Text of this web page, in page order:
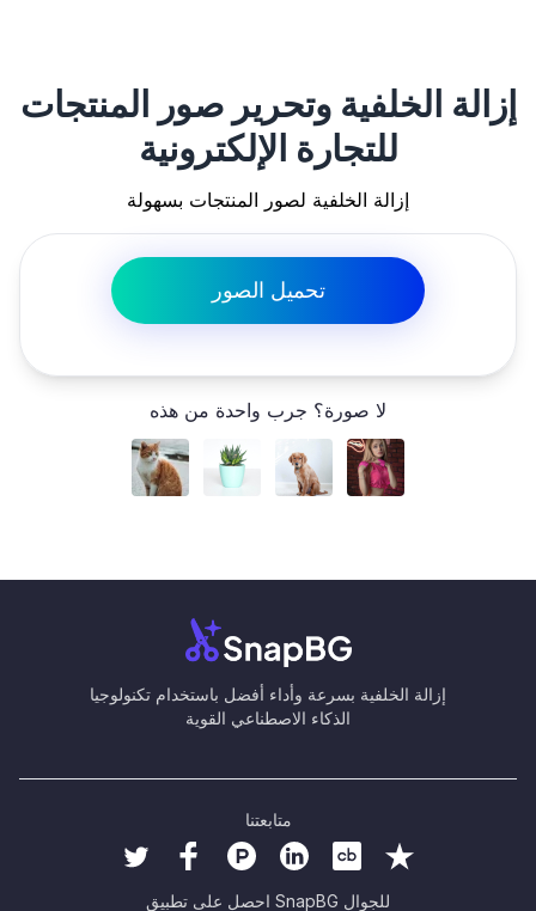
إزالة الخلفية وتحرير صور المنتجات
للتجارة الإلكترونية
إزالة الخلفية لصور المنتجات بسهولة
تحميل الصور
لا صورة؟ جرب واحدة من هذه
إزالة الخلفية بسرعة وأداء أفضل باستخدام تكنولوجيا
الذكاء الاصطناعي القوية
متابعتنا
احصل على تطبيق SnapBG للجوال